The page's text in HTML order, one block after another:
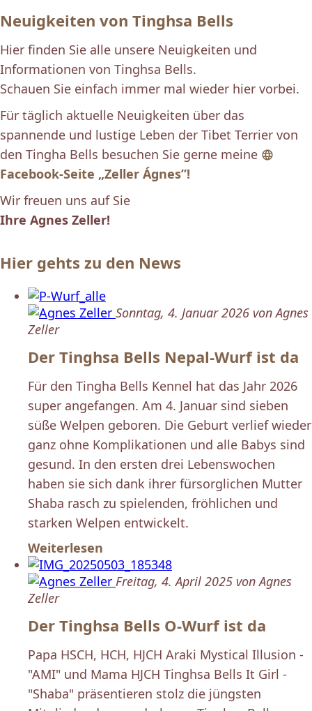
Neuigkeiten von Tinghsa Bells
Hier finden Sie alle unsere Neuigkeiten und
Informationen von Tinghsa Bells.
Schauen Sie einfach immer mal wieder hier vorbei.
Für täglich aktuelle Neuigkeiten über das
spannende und lustige Leben der Tibet Terrier von
den Tingha Bells besuchen Sie gerne meine
Facebook-Seite „Zeller Ágnes”!
Wir freuen uns auf Sie
Ihre Agnes Zeller!
Hier gehts zu den News
Sonntag, 4. Januar 2026 von Agnes
Zeller
Der Tinghsa Bells Nepal-Wurf ist da
Für den Tingha Bells Kennel hat das Jahr 2026
super angefangen. Am 4. Januar sind sieben
süße Welpen geboren. Die Geburt verlief wieder
ganz ohne Komplikationen und alle Babys sind
gesund. In den ersten drei Lebenswochen
haben sie sich dank ihrer fürsorglichen Mutter
Shaba rasch zu spielenden, fröhlichen und
starken Welpen entwickelt.
Weiterlesen
Freitag, 4. April 2025 von Agnes
Zeller
Der Tinghsa Bells O-Wurf ist da
Papa HSCH, HCH, HJCH Araki Mystical Illusion -
"AMI" und Mama HJCH Tinghsa Bells It Girl -
"Shaba" präsentieren stolz die jüngsten